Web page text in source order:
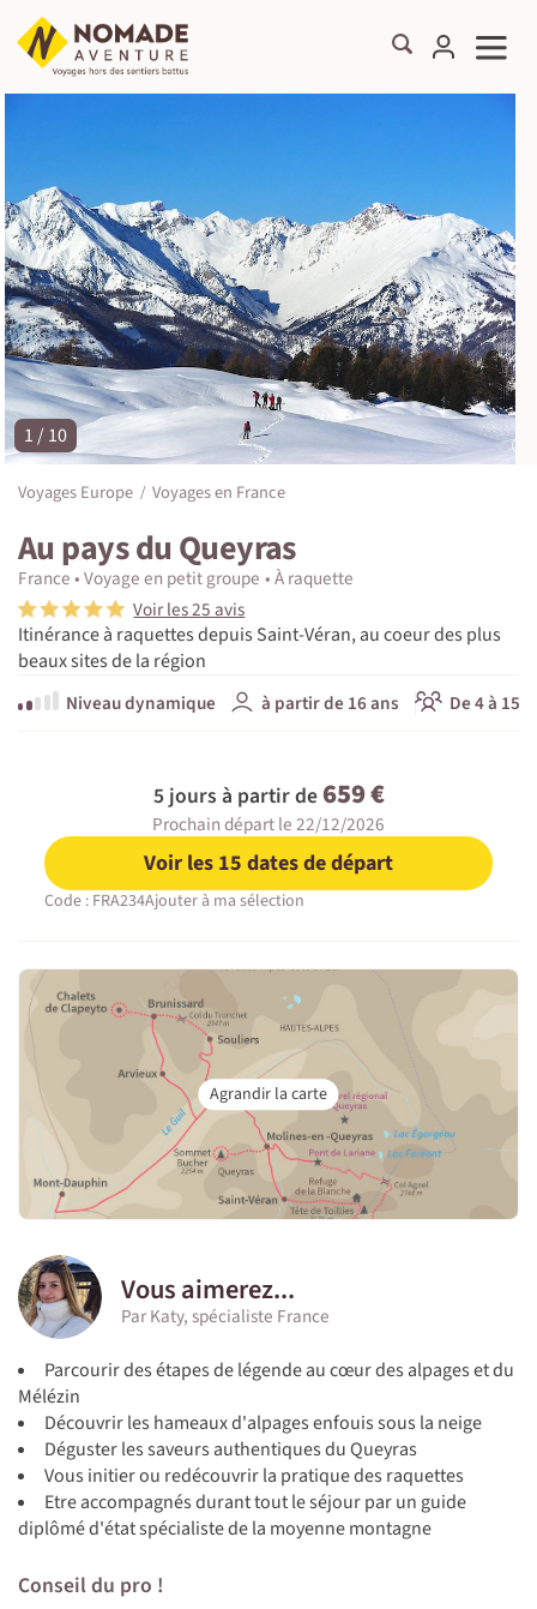
©
1 / 10
Voyages Europe Voyages en France
Au pays du Queyras
France Voyage en petit groupe À raquette
Voir les 25 avis
Itinérance à raquettes depuis Saint-Véran, au coeur des plus
beaux sites de la région
Niveau dynamique
à partir de 16 ans De 4 à 15
5 jours à partir de 659 €
Prochain départ le 22/12/2026
Voir les 15 dates de départ
Code : FRA234Ajouter à ma sélection
Vous aimerez...
Par Katy, spécialiste France
Parcourir des étapes de légende au cœur des alpages et du
Mélézin
Découvrir les hameaux d'alpages enfouis sous la neige
Déguster les saveurs authentiques du Queyras
Vous initier ou redécouvrir la pratique des raquettes
Etre accompagnés durant tout le séjour par un guide
diplômé d'état spécialiste de la moyenne montagne
Conseil du pro !